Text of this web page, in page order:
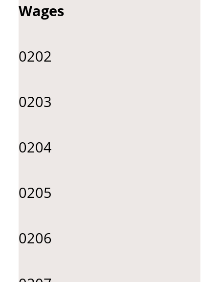
Wages
0202
0203
0204
0205
0206